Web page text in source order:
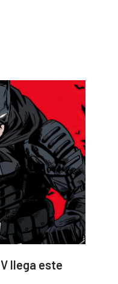
llega este